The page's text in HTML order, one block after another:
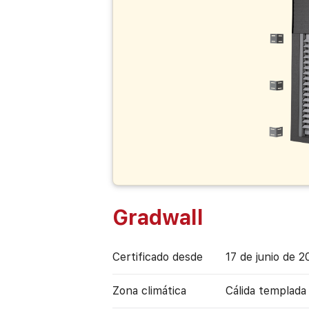
Gradwall
Certificado desde 17 de junio de
Zona climática Cálida templada